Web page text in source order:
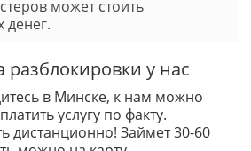
может стоить
денег.
у нас
в Минске, к нам можно
услугу по факту.
дистанционно! Займет 30-60